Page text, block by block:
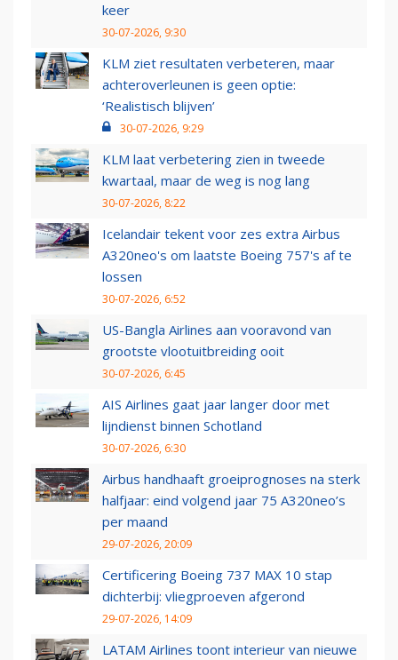
keer
30-07-2026, 9:30
KLM ziet resultaten verbeteren, maar
achteroverleunen is geen optie:
‘Realistisch blijven’
30-07-2026, 9:29
KLM laat verbetering zien in tweede
kwartaal, maar de weg is nog lang
30-07-2026, 8:22
Icelandair tekent voor zes extra Airbus
A320neo's om laatste Boeing 757's af te
lossen
30-07-2026, 6:52
US-Bangla Airlines aan vooravond van
grootste vlootuitbreiding ooit
30-07-2026, 6:45
AIS Airlines gaat jaar langer door met
lijndienst binnen Schotland
30-07-2026, 6:30
Airbus handhaaft groeiprognoses na sterk
halfjaar: eind volgend jaar 75 A320neo’s
per maand
29-07-2026, 20:09
Certificering Boeing 737 MAX 10 stap
dichterbij: vliegproeven afgerond
29-07-2026, 14:09
LATAM Airlines toont interieur van nieuwe